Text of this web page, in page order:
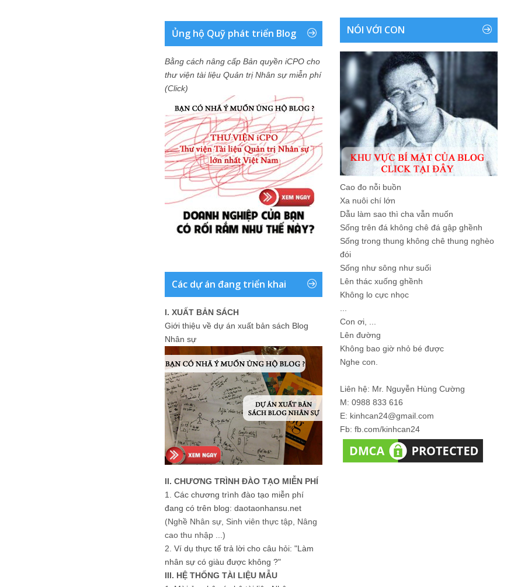
Ủng hộ Quỹ phát triển Blog
Bằng cách nâng cấp Bản quyền iCPO cho
thư viện tài liệu Quản trị Nhân sự miễn phí
(Click)
Các dự án đang triển khai
I. XUẤT BẢN SÁCH
Giới thiệu về dự án xuất bản sách Blog
Nhân sự
II. CHƯƠNG TRÌNH ĐÀO TẠO MIỄN PHÍ
1. Các chương trình đào tạo miễn phí
đang có trên blog: daotaonhansu.net
(Nghề Nhân sự, Sinh viên thực tập, Nâng
cao thu nhập ...)
2. Ví dụ thực tế trả lời cho câu hỏi: "Làm
nhân sự có giàu được không ?"
III. HỆ THỐNG TÀI LIỆU MẪU
NÓI VỚI CON
Cao đo nỗi buồn
Xa nuôi chí lớn
Dẫu làm sao thì cha vẫn muốn
Sống trên đá không chê đá gập ghềnh
Sống trong thung không chê thung nghèo
đói
Sống như sông như suối
Lên thác xuống ghềnh
Không lo cực nhọc
Con ơi, ...
Lên đường
Không bao giờ nhỏ bé được
Nghe con.
Liên hệ: Mr. Nguyễn Hùng Cường
M: 0988 833 616
E: kinhcan24@gmail.com
Fb: fb.com/kinhcan24